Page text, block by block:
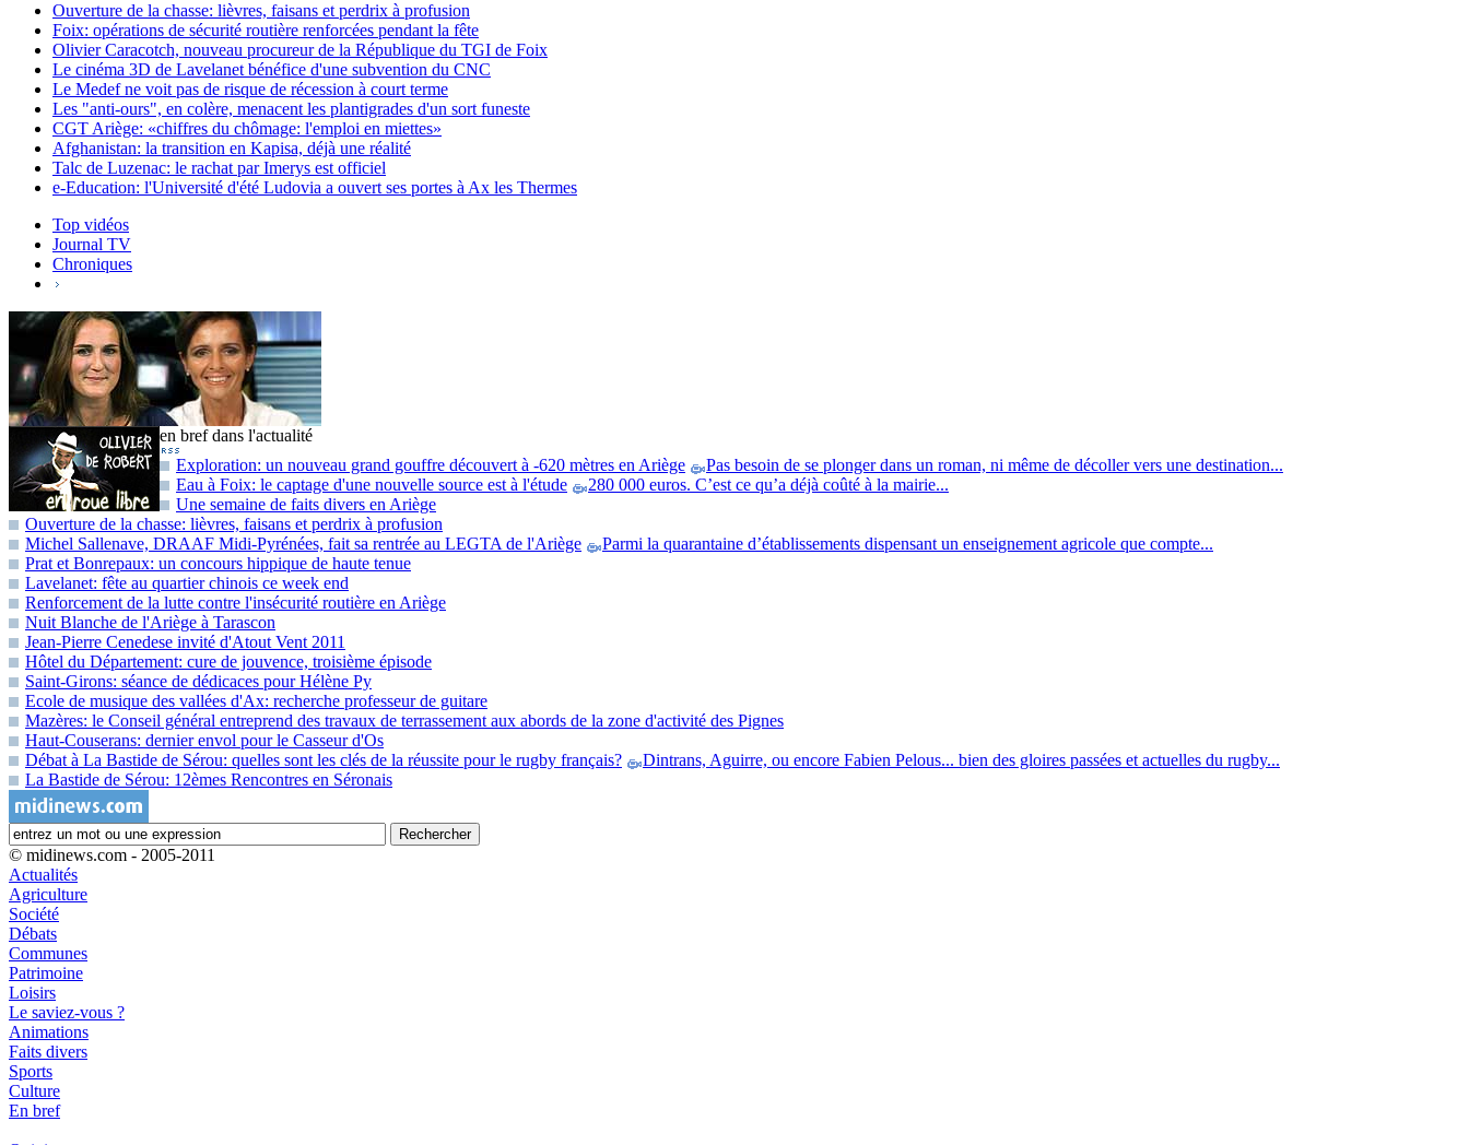
Ouverture de la chasse: lièvres, faisans et perdrix à profusion
Foix: opérations de sécurité routière renforcées pendant la fête
Olivier Caracotch, nouveau procureur de la République du TGI de Foix
Le cinéma 3D de Lavelanet bénéfice d'une subvention du CNC
Le Medef ne voit pas de risque de récession à court terme
Les "anti-ours", en colère, menacent les plantigrades d'un sort funeste
CGT Ariège: «chiffres du chômage: l'emploi en miettes»
Afghanistan: la transition en Kapisa, déjà une réalité
Talc de Luzenac: le rachat par Imerys est officiel
e-Education: l'Université d'été Ludovia a ouvert ses portes à Ax les Thermes
Top vidéos
Journal TV
Chroniques
en bref dans l'actualité
Exploration: un nouveau grand gouffre découvert à -620 mètres en Ariège
Pas besoin de se plonger dans un roman, ni même de décoller vers une destination...
Eau à Foix: le captage d'une nouvelle source est à l'étude
280 000 euros. C’est ce qu’a déjà coûté à la mairie...
Une semaine de faits divers en Ariège
Ouverture de la chasse: lièvres, faisans et perdrix à profusion
Michel Sallenave, DRAAF Midi-Pyrénées, fait sa rentrée au LEGTA de l'Ariège
Parmi la quarantaine d’établissements dispensant un enseignement agricole que compte...
Prat et Bonrepaux: un concours hippique de haute tenue
Lavelanet: fête au quartier chinois ce week end
Renforcement de la lutte contre l'insécurité routière en Ariège
Nuit Blanche de l'Ariège à Tarascon
Jean-Pierre Cenedese invité d'Atout Vent 2011
Hôtel du Département: cure de jouvence, troisième épisode
Saint-Girons: séance de dédicaces pour Hélène Py
Ecole de musique des vallées d'Ax: recherche professeur de guitare
Mazères: le Conseil général entreprend des travaux de terrassement aux abords de la zone d'activité des Pignes
Haut-Couserans: dernier envol pour le Casseur d'Os
Débat à La Bastide de Sérou: quelles sont les clés de la réussite pour le rugby français?
Dintrans, Aguirre, ou encore Fabien Pelous... bien des gloires passées et actuelles du rugby...
La Bastide de Sérou: 12èmes Rencontres en Séronais
© midinews.com - 2005-2011
Actualités
Agriculture
Société
Débats
Communes
Patrimoine
Loisirs
Le saviez-vous ?
Animations
Faits divers
Sports
Culture
En bref